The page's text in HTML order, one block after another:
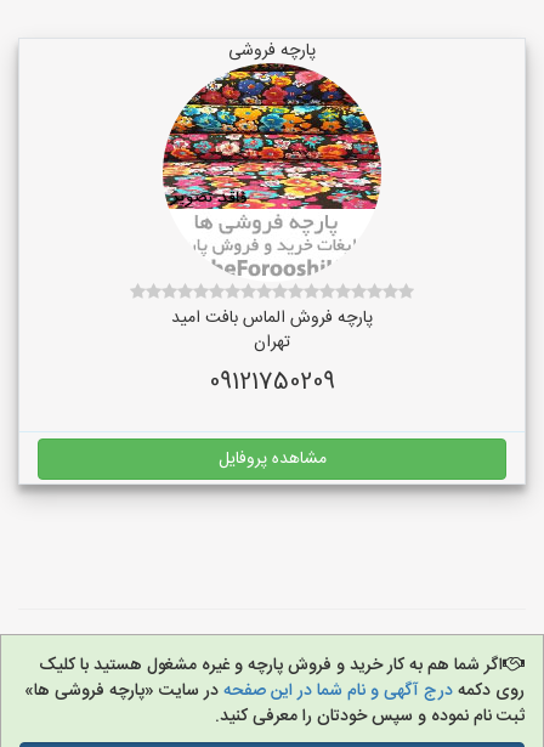
پارچه فروشی
پارچه فروش الماس بافت امید
تهران
09121750209
مشاهده پروفایل
اگر شما هم به کار خرید و فروش پارچه و غیره مشغول هستید با کلیک
روی دکمهدرج آگهی و نام شما در این صفحهدر سایت «پارچه فروشی ها»
ثبت نام نموده و سپس خودتان را معرفی کنید.